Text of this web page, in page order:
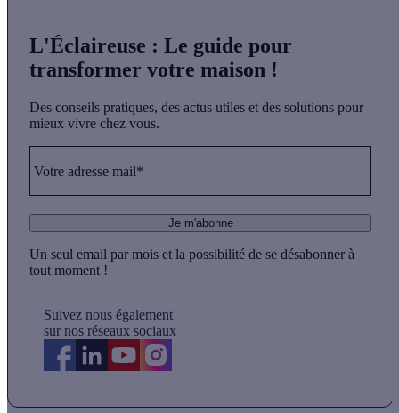
L'Éclaireuse : Le guide pour
transformer votre maison !
Des conseils pratiques, des actus utiles et des solutions pour
mieux vivre chez vous.
Votre adresse mail*
Je m'abonne
Un seul email par mois et la possibilité de se désabonner à
tout moment !
Suivez nous également
sur nos réseaux sociaux